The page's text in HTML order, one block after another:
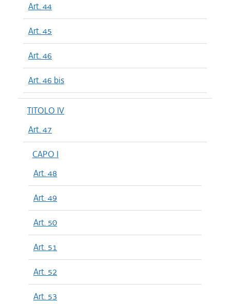
Art. 44
Art. 45
Art. 46
Art. 46 bis
TITOLO IV
Art. 47
CAPO I
Art. 48
Art. 49
Art. 50
Art. 51
Art. 52
Art. 53